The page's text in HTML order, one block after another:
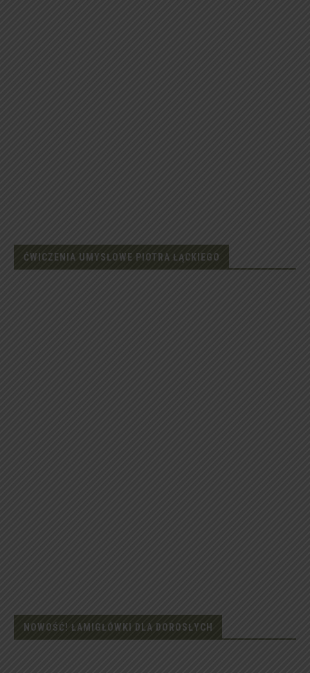
ĆWICZENIA UMYSŁOWE PIOTRA ŁĄCKIEGO
NOWOŚĆ! ŁAMIGŁÓWKI DLA DOROSŁYCH